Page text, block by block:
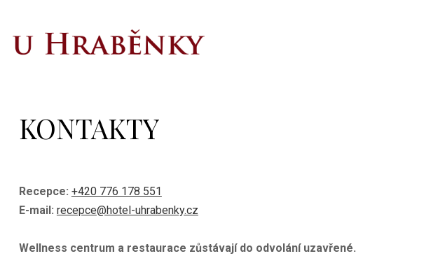
KONTAKTY
Recepce: +420 776 178 551
E-mail: recepce@hotel-uhrabenky.cz
Wellness centrum a restaurace zůstávají do odvolání uzavřené.